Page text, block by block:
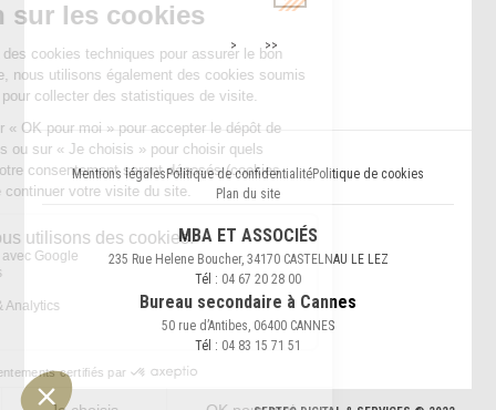
> >>
Mentions légalesPolitique de confidentialitéPolitique de cookies
Plan du site
MBA ET ASSOCIÉS
235 Rue Helene Boucher, 34170 CASTELNAU LE LEZ
Tél : 04 67 20 28 00
Bureau secondaire à Cannes
50 rue d’Antibes, 06400 CANNES
Tél : 04 83 15 71 51